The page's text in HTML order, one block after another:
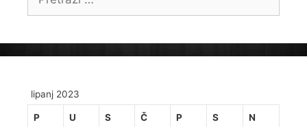
lipanj 2023
P U S Č P S N